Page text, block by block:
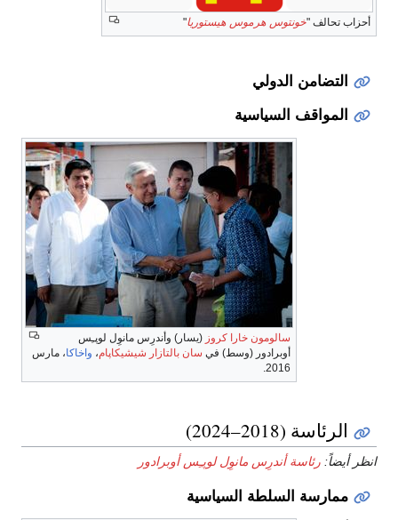
أحزاب تحالف "خونتوس هرموس هيستوريا"
التضامن الدولي
المواقف السياسية
سالومون خارا كروز (يسار) وأندرِس مانوِل لوپـِس
أوبرادور (وسط) في سان بالتازار شيشيكاپام، واخاكا، مارس
2016.
الرئاسة (2018–2024)
انظر أيضاً: رئاسة أندرِس مانوِل لوپـِس أوبرادور
ممارسة السلطة السياسية